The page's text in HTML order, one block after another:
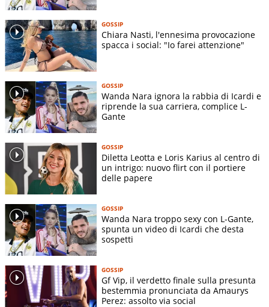
GOSSIP
Chiara Nasti, l'ennesima provocazione
spacca i social: "Io farei attenzione"
GOSSIP
Wanda Nara ignora la rabbia di Icardi e
riprende la sua carriera, complice L-
Gante
GOSSIP
Diletta Leotta e Loris Karius al centro di
un intrigo: nuovo flirt con il portiere
delle papere
GOSSIP
Wanda Nara troppo sexy con L-Gante,
spunta un video di Icardi che desta
sospetti
GOSSIP
Gf Vip, il verdetto finale sulla presunta
bestemmia pronunciata da Amaurys
Perez: assolto via social